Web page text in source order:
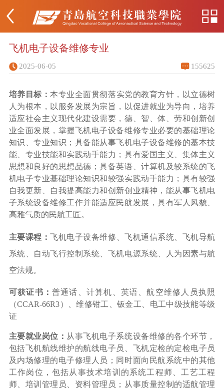
飞机电子设备维修专业
2025-06-05 155625
培养目标：本专业全面贯彻落实党的教育方针，以立德树
人为根本，以服务发展为宗旨，以促进就业为导向，培养
适应社会主义现代化建设需要，德、智、体、劳和创新创
业全面发展，掌握飞机电子设备维修专业必要的基础理论
知识、专业知识；具备能从事飞机电子设备维修的基本技
能、专业技能和实践动手能力；具有爱国主义、集体主义
思想和良好的思想品德；具备英语、计算机及较系统的飞
机电子专业基础理论知识和较强实践动手能力；具有较强
自我更新、自我提高能力和创新创业精神，能从事飞机电
子系统设备维修工作并能适应民航发展，具有军人风貌、
高雅气质的民航工匠。
主要课程：飞机电子设备维修、飞机通信系统、飞机导航
系统、自动飞行控制系统、飞机电源系统、人为因素与航
空法规。
可获证书：普通话、计算机、英语、航空维修人员执照
（CCAR-66R3）、维修钳工、钣金工、电工中级技能等级
证
主要就业岗位： 从事飞机电子系统设备维修的各个环节，
包括飞机航线维护的航线电子员、飞机定检的定检电子员
及内场修理的电子修理人员；同时面向民航系统中的其他
工作岗位，包括从事技术培训的系统工程师、工艺工程
师、培训管理员、资料管理员；从事质量控制的适航管理